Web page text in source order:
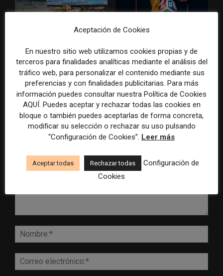
Radio Televisión Madrid
control para el uso de la
inteligencia artificial
ADEPA crea un premio
cobertura periodística del
Mundial 2026
DEJA UNA RESPUESTA
Aceptación de Cookies
En nuestro sitio web utilizamos cookies propias y de
terceros para finalidades analíticas mediante el análisis del
tráfico web, para personalizar el contenido mediante sus
preferencias y con finalidades publicitarias. Para más
información puedes consultar nuestra Política de Cookies
AQUÍ. Puedes aceptar y rechazar todas las cookies en
bloque o también puedes aceptarlas de forma concreta,
modificar su selección o rechazar su uso pulsando
“Configuración de Cookies”. Leer más
Aceptar todas Rechazar todas
Configuración de
Cookies